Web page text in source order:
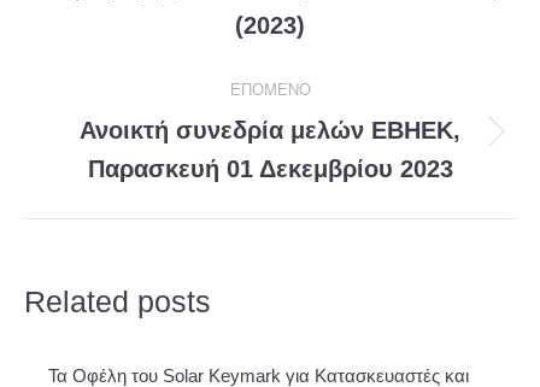
(2023)
EΠΌΜΕΝΟ
Eπόμενη
ανάρτηση
Ανοικτή συνεδρία μελών ΕΒΗΕΚ,
Παρασκευή 01 Δεκεμβρίου 2023
Related posts
Τα Οφέλη του Solar Keymark για Κατασκευαστές και